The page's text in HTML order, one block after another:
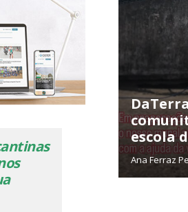
escola
Ana Ferraz